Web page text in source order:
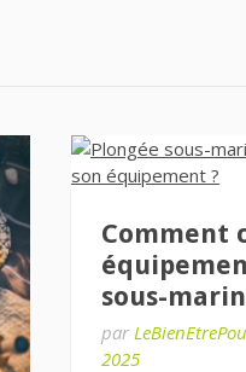
Comment
sous-
par
2025